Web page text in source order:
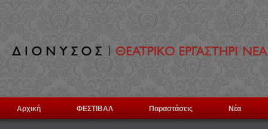
Αρχική ΦΕΣΤΙΒΑΛ Παραστάσεις Νέα